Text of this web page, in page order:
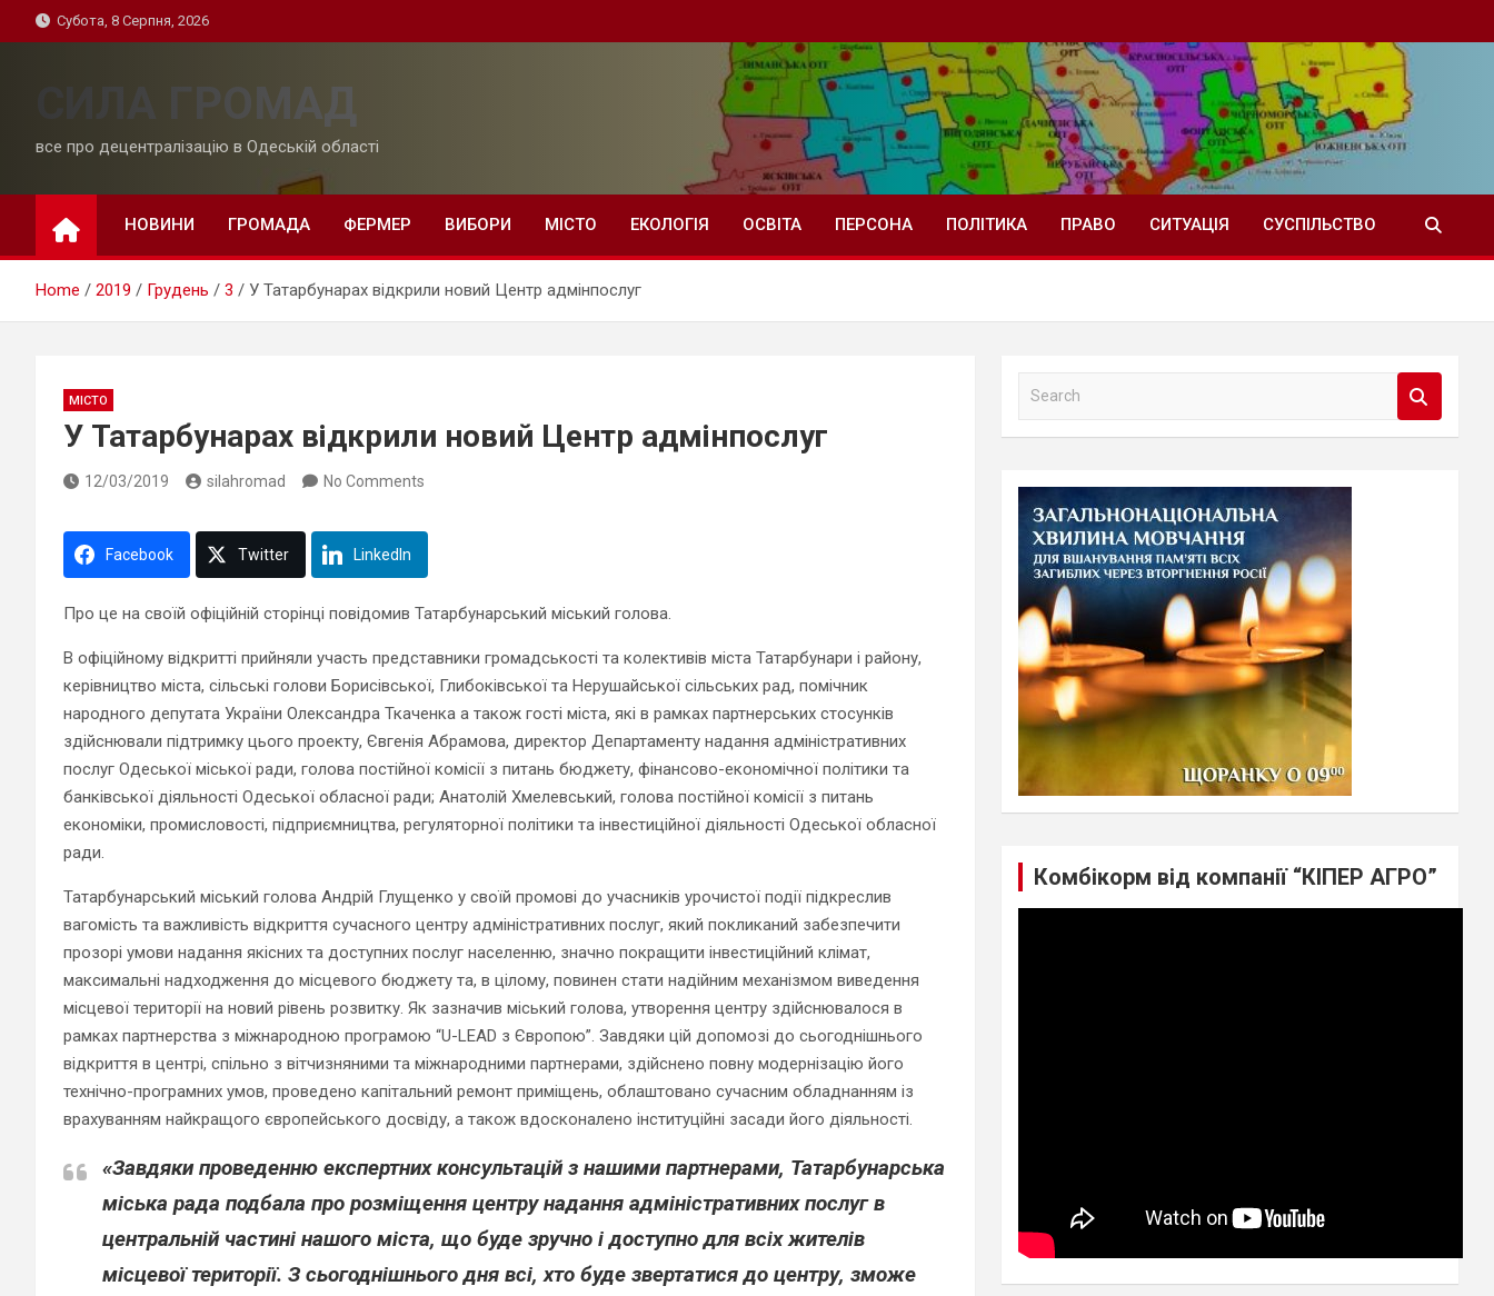
to
Субота, 8 Серпня, 2026
СИЛА ГРОМАД
все про децентралізацію в Одеській області
НОВИНИ ГРОМАДА ФЕРМЕР ВИБОРИ МІСТО ЕКОЛОГІЯ ОСВІТА ПЕРСОНА ПОЛІТИКА ПРАВО СИТУАЦІЯ СУСПІЛЬСТВО
Home 2019 Грудень 3 У Татарбунарах відкрили новий Центр адмінпослуг
МІСТО
У Татарбунарах відкрили новий Центр адмінпослуг
12/03/2019 silahromad No Comments
Facebook Twitter LinkedIn
Про це на своїй офіційній сторінці повідомив Татарбунарський міський голова.
В офіційному відкритті прийняли участь представники громадськості та колективів міста Татарбунари і району,
керівництво міста, сільські голови Борисівської, Глибоківської та Нерушайської сільських рад, помічник
народного депутата України Олександра Ткаченка а також гості міста, які в рамках партнерських стосунків
здійснювали підтримку цього проекту, Євгенія Абрамова, директор Департаменту надання адміністративних
послуг Одеської міської ради, голова постійної комісії з питань бюджету, фінансово-економічної політики та
банківської діяльності Одеської обласної ради; Анатолій Хмелевський, голова постійної комісії з питань
економіки, промисловості, підприємництва, регуляторної політики та інвестиційної діяльності Одеської обласної
ради.
Татарбунарський міський голова Андрій Глущенко у своїй промові до учасників урочистої події підкреслив
вагомість та важливість відкриття сучасного центру адміністративних послуг, який покликаний забезпечити
прозорі умови надання якісних та доступних послуг населенню, значно покращити інвестиційний клімат,
максимальні надходження до місцевого бюджету та, в цілому, повинен стати надійним механізмом виведення
місцевої території на новий рівень розвитку. Як зазначив міський голова, утворення центру здійснювалося в
рамках партнерства з міжнародною програмою “U-LEAD з Європою”. Завдяки цій допомозі до сьогоднішнього
відкриття в центрі, спільно з вітчизняними та міжнародними партнерами, здійснено повну модернізацію його
технічно-програмних умов, проведено капітальний ремонт приміщень, облаштовано сучасним обладнанням із
врахуванням найкращого європейського досвіду, а також вдосконалено інституційні засади його діяльності.
«Завдяки проведенню експертних консультацій з нашими партнерами, Татарбунарська
міська рада подбала про розміщення центру надання адміністративних послуг в
центральній частині нашого міста, що буде зручно і доступно для всіх жителів
місцевої території. З сьогоднішнього дня всі, хто буде звертатися до центру, зможе
a
Комбікорм від компанії “КІПЕР АГРО”